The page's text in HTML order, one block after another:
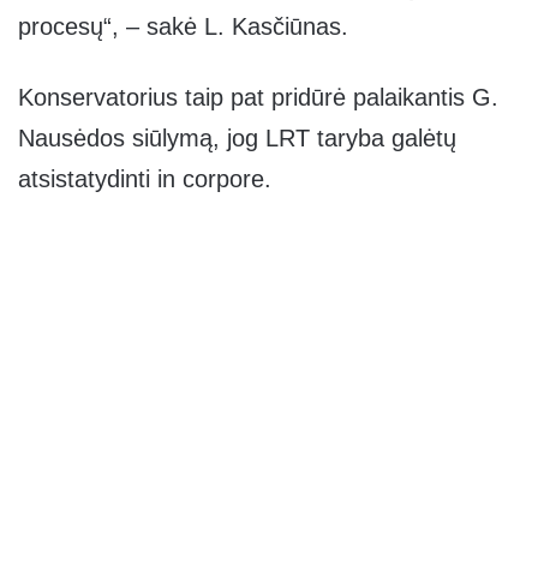
procesų“, – sakė L. Kasčiūnas.
Konservatorius taip pat pridūrė palaikantis G.
Nausėdos siūlymą, jog LRT taryba galėtų
atsistatydinti in corpore.